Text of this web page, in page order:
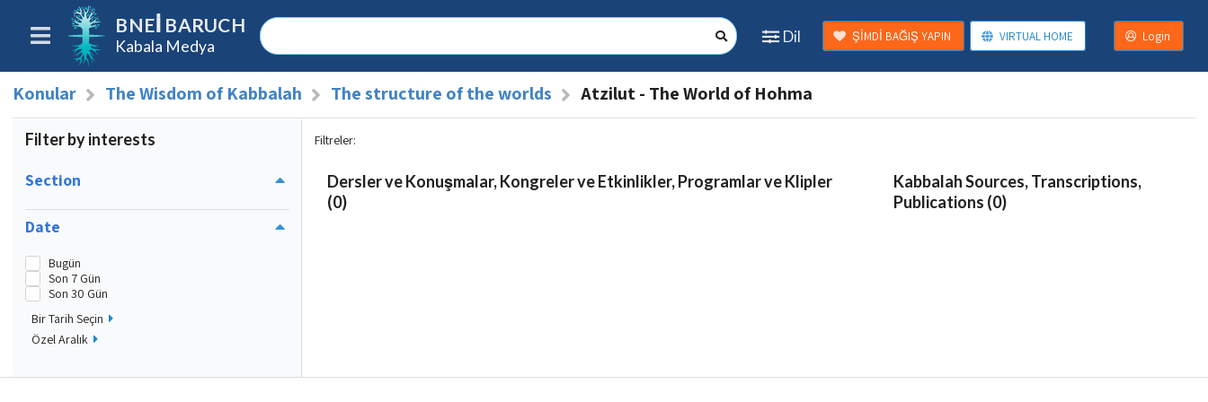
BNEI BARUCH
Kabala Medya
Dil ŞİMDİ BAĞIŞ YAPIN VIRTUAL HOME Login
Konular The Wisdom of Kabbalah The structure of the worlds Atzilut - The World of Hohma
Filter by interests
Section
Date
Bugün
Son 7 Gün
Son 30 Gün
Bir Tarih Seçin
Özel Aralık
Filtreler:
Dersler ve Konuşmalar, Kongreler ve Etkinlikler, Programlar ve Klipler
(0)
Kabbalah Sources, Transcriptions,
Publications (0)